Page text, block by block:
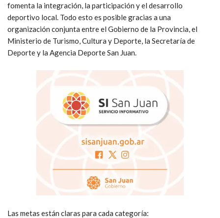
fomenta la integración, la participación y el desarrollo
deportivo local. Todo esto es posible gracias a una
organización conjunta entre el Gobierno de la Provincia, el
Ministerio de Turismo, Cultura y Deporte, la Secretaría de
Deporte y la Agencia Deporte San Juan.
Las metas están claras para cada categoría: